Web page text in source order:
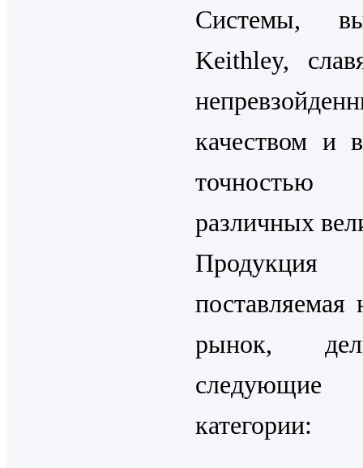
Системы,
Keithley,
качеством и
точностью
различных
Продукция
рынок,
следующие
категории: